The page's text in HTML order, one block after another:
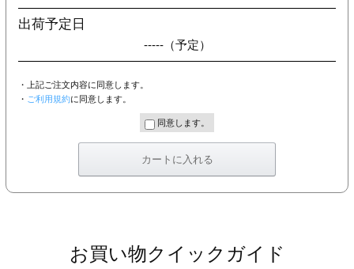
出荷予定日
-----（予定）
・上記ご注文内容に同意します。
・ ご利用規約に同意します。
同意します。
お買い物クイックガイド